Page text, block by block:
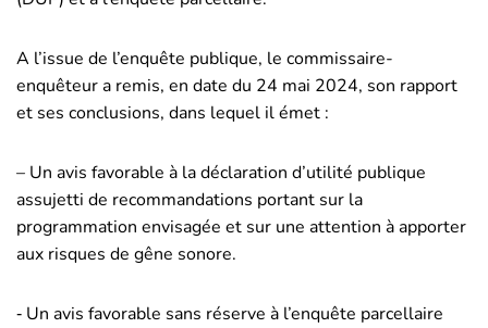
A l’issue de l’enquête publique, le commissaire-
enquêteur a remis, en date du 24 mai 2024, son rapport
et ses conclusions, dans lequel il émet :
– Un avis favorable à la déclaration d’utilité publique
assujetti de recommandations portant sur la
programmation envisagée et sur une attention à apporter
aux risques de gêne sonore.
‐ Un avis favorable sans réserve à l’enquête parcellaire